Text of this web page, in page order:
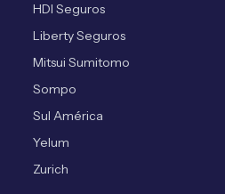
HDI Seguros
Liberty Seguros
Mitsui Sumitomo
Sompo
Sul América
Yelum
Zurich